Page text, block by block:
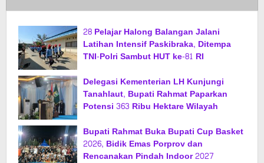
28 Pelajar Halong Balangan Jalani
Latihan Intensif Paskibraka, Ditempa
TNI-Polri Sambut HUT ke-81 RI
Delegasi Kementerian LH Kunjungi
Tanahlaut, Bupati Rahmat Paparkan
Potensi 363 Ribu Hektare Wilayah
Bupati Rahmat Buka Bupati Cup Basket
2026, Bidik Emas Porprov dan
Rencanakan Pindah Indoor 2027